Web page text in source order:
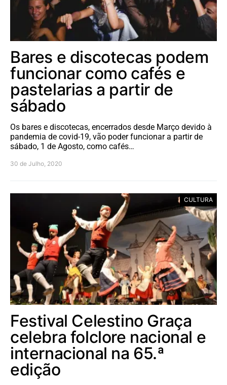
Bares e discotecas podem
funcionar como cafés e
pastelarias a partir de
sábado
Os bares e discotecas, encerrados desde Março devido à
pandemia de covid-19, vão poder funcionar a partir de
sábado, 1 de Agosto, como cafés…
30 de Julho, 2020
CULTURA
Festival Celestino Graça
celebra folclore nacional e
internacional na 65.ª
edição